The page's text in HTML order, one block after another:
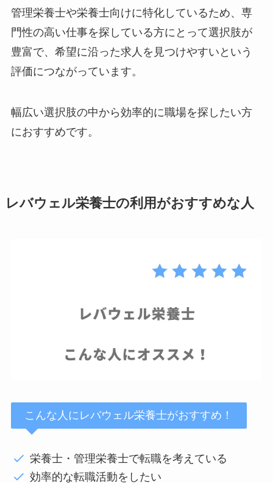
管理栄養士や栄養士向けに特化しているため、専
門性の高い仕事を探している方にとって選択肢が
豊富で、希望に沿った求人を見つけやすいという
評価につながっています。
幅広い選択肢の中から効率的に職場を探したい方
におすすめです。
レバウェル栄養士の利用がおすすめな人
こんな人にレバウェル栄養士がおすすめ！
栄養士・管理栄養士で転職を考えている
効率的な転職活動をしたい